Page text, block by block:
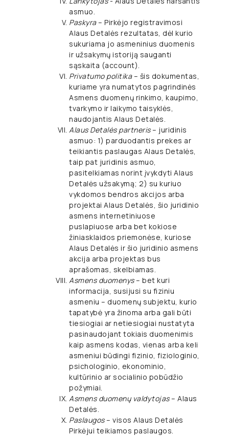
asmuo.
Paskyra– Pirkėjo registravimosi
Alaus Detalės rezultatas, dėl kurio
sukuriama jo asmeninius duomenis
ir užsakymų istoriją sauganti
sąskaita (account).
Privatumo politika– šis dokumentas,
kuriame yra numatytos pagrindinės
Asmens duomenų rinkimo, kaupimo,
tvarkymo ir laikymo taisyklės,
naudojantis Alaus Detalės.
Alaus Detalės partneris– juridinis
asmuo: 1) parduodantis prekes ar
teikiantis paslaugas Alaus Detalės,
taip pat juridinis asmuo,
pasitelkiamas norint įvykdyti Alaus
Detalės užsakymą; 2) su kuriuo
vykdomos bendros akcijos arba
projektai Alaus Detalės, šio juridinio
asmens internetiniuose
puslapiuose arba bet kokiose
žiniasklaidos priemonėse, kuriose
Alaus Detalės ir šio juridinio asmens
akcija arba projektas bus
aprašomas, skelbiamas.
Asmens duomenys– bet kuri
informacija, susijusi su fiziniu
asmeniu – duomenų subjektu, kurio
tapatybė yra žinoma arba gali būti
tiesiogiai ar netiesiogiai nustatyta
pasinaudojant tokiais duomenimis
kaip asmens kodas, vienas arba keli
asmeniui būdingi fizinio, fiziologinio,
psichologinio, ekonominio,
kultūrinio ar socialinio pobūdžio
požymiai.
Asmens duomenų valdytojas– Alaus
Detalės.
Paslaugos– visos Alaus Detalės
Pirkėjui teikiamos paslaugos.